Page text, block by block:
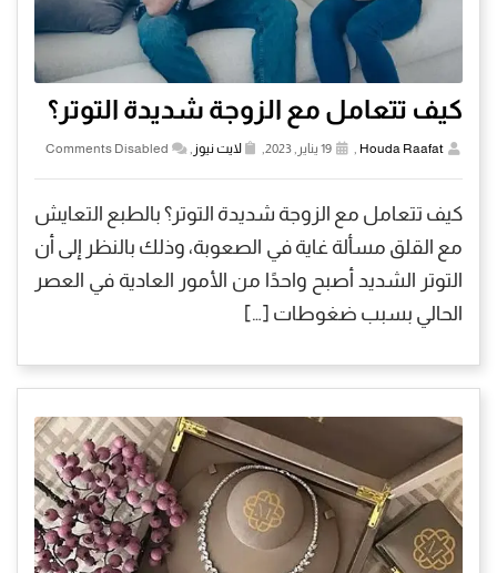
كيف تتعامل مع الزوجة شديدة التوتر؟
Houda Raafat
, لايت نيوز ,
Comments Disabled
كيف تتعامل مع الزوجة شديدة التوتر؟ بالطبع التعايش
مع القلق مسألة غاية في الصعوبة، وذلك بالنظر إلى أن
التوتر الشديد أصبح واحدًا من الأمور العادية في العصر
الحالي بسبب ضغوطات […]